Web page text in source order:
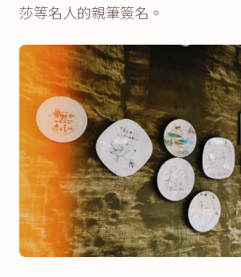
莎等名人的親筆簽名。